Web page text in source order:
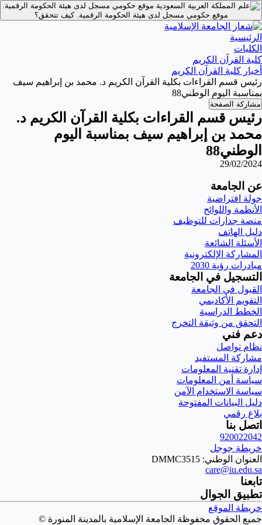
موقع حكومي مسجل لدى هيئة الحكومة الرقمية.
موقع حكومي مسجل لدى هيئة الحكومة الرقمية.كيف تتحقق؟
الرئيسية
الكليات
كلية القرآن الكريم
أخبار كلية القرآن الكريم
رئيس قسم القراءات بكلية القرآن الكريم د. محمد بن إبراهيم سيف
بمناسبة اليوم الوطني88
مشاركة الصفحة
رئيس قسم القراءات بكلية القرآن الكريم د.
محمد بن إبراهيم سيف بمناسبة اليوم
الوطني88
29/02/2024
عن الجامعة
جولة افتراضية
الأنظمة واللوائح
منصة جدارات للتوظيف
دليل الهاتف
الأسئلة الشائعة
المشاركة الإلكترونية
مبادرات رؤية 2030
التسجيل في الجامعة
القبول في الجامعة
التقويم الأكاديمي
الخطط الدراسية
التحقق من وثيقة التخرج
دعم فني
نظام تواصل
مشاركة المستفيد
إدارة تقنية المعلومات
سياسة أمن المعلومات
سياسة الاستخدام الآمن
دليل البيانات المفتوحة
بلاغ رقمي
اتصل بنا
920022042
خريطة جوجل
العنوان الوطني: DMMC3515
care@iu.edu.sa
تابعنا
تطبيق الجوال
خريطة الموقع
جميع الحقوق محفوظة الجامعة الإسلامية بالمدينة المنورة ©